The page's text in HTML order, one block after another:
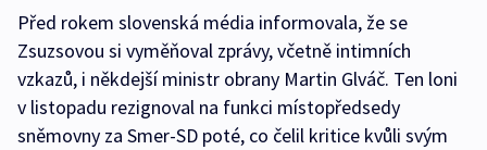
Před rokem slovenská média informovala, že se
Zsuzsovou si vyměňoval zprávy, včetně intimních
vzkazů, i někdejší ministr obrany Martin Glváč. Ten loni
v listopadu rezignoval na funkci místopředsedy
sněmovny za Smer-SD poté, co čelil kritice kvůli svým